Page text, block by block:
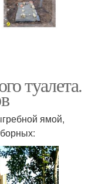
туалета.
ямой,